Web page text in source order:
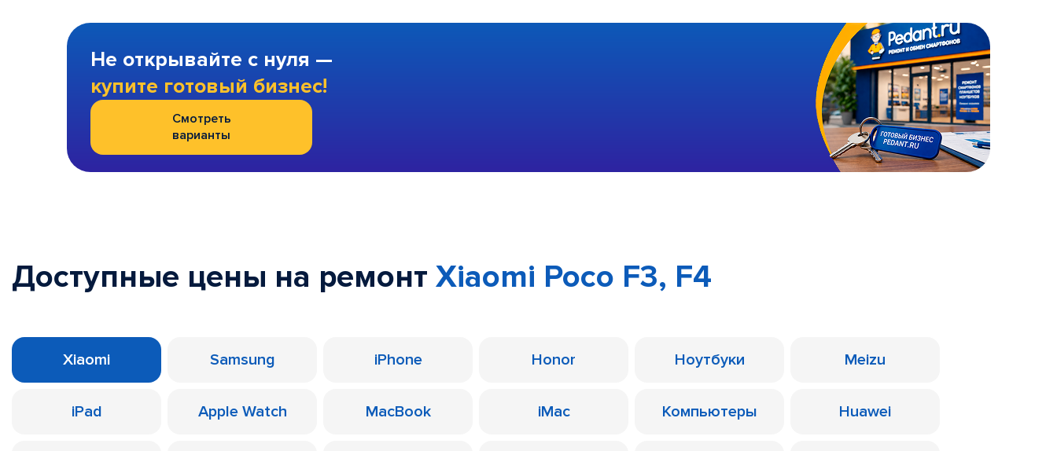
Не открывайте с нуля —
купите готовый бизнес!
Смотреть
варианты
Доступные цены на ремонт Xiaomi Poco F3, F4
Xiaomi Samsung iPhone Honor Ноутбуки Meizu
iPad Apple Watch MacBook iMac Компьютеры Huawei